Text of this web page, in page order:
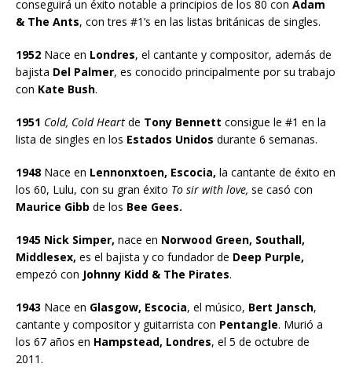
conseguirá un éxito notable a principios de los 80 con Adam
& The Ants, con tres #1’s en las listas británicas de singles.
1952 Nace en Londres, el cantante y compositor, además de
bajista Del Palmer, es conocido principalmente por su trabajo
con Kate Bush.
1951 Cold, Cold Heart de Tony Bennett consigue le #1 en la
lista de singles en los Estados Unidos durante 6 semanas.
1948 Nace en Lennonxtoen, Escocia, la cantante de éxito en
los 60, Lulu, con su gran éxito To sir with love, se casó con
Maurice Gibb de los Bee Gees.
1945 Nick Simper, nace en Norwood Green, Southall,
Middlesex, es el bajista y co fundador de Deep Purple,
empezó con Johnny Kidd & The Pirates.
1943 Nace en Glasgow, Escocia, el músico, Bert Jansch,
cantante y compositor y guitarrista con Pentangle. Murió a
los 67 años en Hampstead, Londres, el 5 de octubre de
2011.